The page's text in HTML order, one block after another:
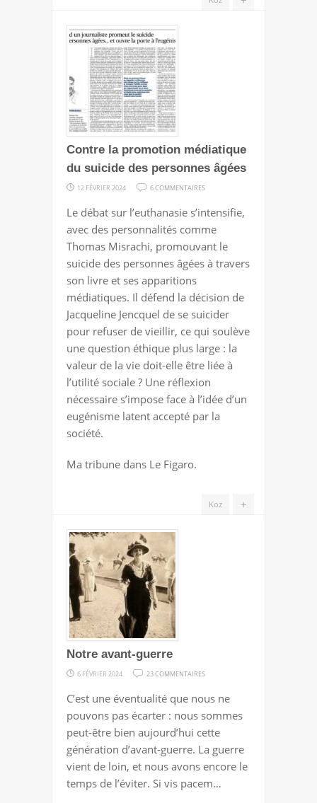
Contre la promotion médiatique
du suicide des personnes âgées
12 FÉVRIER 2024 6 COMMENTAIRES
LA
PROMOTION
MÉDIATIQUE
DU
DES
PERSONNES
ÂGÉES
Le débat sur l’euthanasie s’intensifie,
avec des personnalités comme
Thomas Misrachi, promouvant le
suicide des personnes âgées à travers
son livre et ses apparitions
médiatiques. Il défend la décision de
Jacqueline Jencquel de se suicider
pour refuser de vieillir, ce qui soulève
une question éthique plus large : la
valeur de la vie doit-elle être liée à
l’utilité sociale ? Une réflexion
nécessaire s’impose face à l’idée d’un
eugénisme latent accepté par la
société.
Ma tribune dans Le Figaro.
+
Koz
Notre avant-guerre
6 FÉVRIER 2024 23 COMMENTAIRES
AVANT-
GUERRE
C’est une éventualité que nous ne
pouvons pas écarter : nous sommes
peut-être bien aujourd’hui cette
génération d’avant-guerre. La guerre
vient de loin, et nous avons encore le
temps de l’éviter. Si vis pacem…